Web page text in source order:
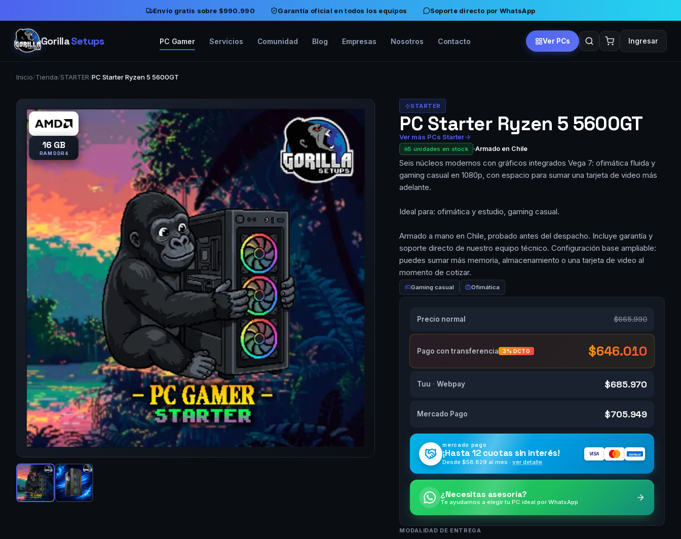
Envío gratis sobre $990.990 Garantía oficial en todos los equipos Soporte directo por WhatsApp
GorillaSetups PC Gamer Servicios Comunidad Blog Empresas Nosotros Contacto Ver PCs Ingresar
Inicio/Tienda/STARTER/PC Starter Ryzen 5 5600GT
16 GB
RAM DDR4
STARTER
PC Starter Ryzen 5 5600GT
Ver más PCs Starter
5 unidades en stock Armado en Chile
Seis núcleos modernos con gráficos integrados Vega 7: ofimática fluida y
gaming casual en 1080p, con espacio para sumar una tarjeta de video más
adelante.
Ideal para: ofimática y estudio, gaming casual.
Armado a mano en Chile, probado antes del despacho. Incluye garantía y
soporte directo de nuestro equipo técnico. Configuración base ampliable:
puedes sumar más memoria, almacenamiento o una tarjeta de video al
momento de cotizar.
Gaming casual Ofimática
Precio normal $665.990
Pago con transferencia 3% DCTO $646.010
Tuu · Webpay $685.970
Mercado Pago $705.949
mercado pago
¡Hasta 12 cuotas sin interés!
Desde $58.829 al mes ·ver detalle
VISA AMERICAN
EXPRESS
¿Necesitas asesoría?
Te ayudamos a elegir tu PC ideal por WhatsApp
MODALIDAD DE ENTREGA